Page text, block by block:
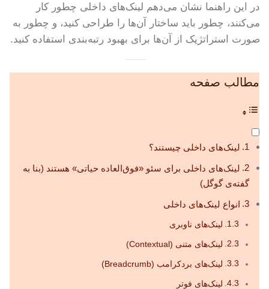
در این راهنما نشان می‌دهم لینک‌های داخلی چطور کار
می‌کنند، چطور باید ساختار آن‌ها را طراحی کنید، و چطور به
صورت استراتژیک از آن‌ها برای بهبود رتبه‌بندی استفاده کنید.
مطالب صفحه
لینک‌های داخلی چیستند؟
لینک‌های داخلی برای سئو «فوق‌العاده حیاتی» هستند (بنا به
گفته‌ی گوگل)
انواع لینک‌های داخلی
لینک‌های ناوبری
لینک‌های متنی (Contextual)
لینک‌های بردکرامب (Breadcrumb)
لینک‌های فوتر